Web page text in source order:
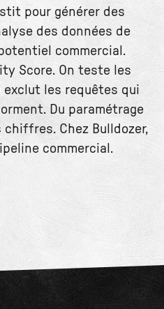
pour générer des
des données de
commercial.
Score. On teste les
les requêtes qui
Du paramétrage
Chez Bulldozer,
commercial.